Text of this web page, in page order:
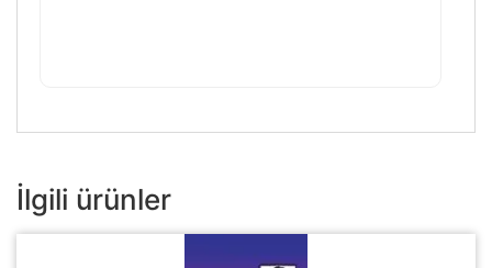
İlgili ürünler